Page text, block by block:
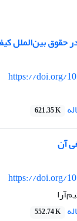
حقوق بین‌الملل
https://doi.org/
621.35 K
آن
https://doi.org/
552.74 K